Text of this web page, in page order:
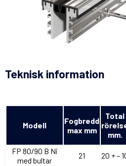
Teknisk information
Modell
Fogbredd
max mm
Total
mm.
FP 80/90 B Ni
med bultar
21 20 + –